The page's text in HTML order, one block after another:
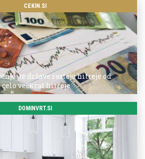
CEKIN.SI
te države rastejo hitreje od
večkrat hitreje
DOMINVRT.SI